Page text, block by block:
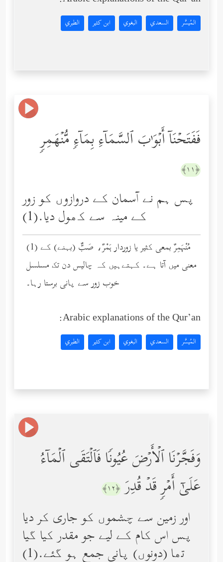
المُيسَّر السعدي البغوي ابن كثير الطبري
فَفَتَحۡنَاۤ أَبۡوَ ٰ⁠بَ ٱلسَّمَاۤءِ بِمَاۤءࣲ مُّنۡهَمِرࣲ
﴿١١﴾
پس ہم نے آسمان کے دروازوں کو زور
کے مینہ سے کھول دیا.(1)
(1) مُنْهَمِرٌ بمعی کثیر یا زوردار هَمْرٌ، صَبٌّ (بہنے) کے
معنی میں آتا ہے۔ کہتےہیں کہ چالیس دن تک مسلسل
خوب زور سے پانی برستا رہا۔
Arabic explanations of the Qur’an:
المُيسَّر السعدي البغوي ابن كثير الطبري
وَفَجَّرۡنَا ٱلۡأَرۡضَ عُیُونࣰا فَٱلۡتَقَى ٱلۡمَاۤءُ
عَلَىٰۤ أَمۡرࣲ قَدۡ قُدِرَ ﴿١٢﴾
اور زمین سے چشموں کو جاری کر دیا
پس اس کام کے لیے جو مقدر کیا گیا
تھا (دونوں) پانی جمع ہو گئے.(1)